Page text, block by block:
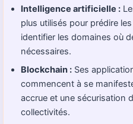
Intelligence artificielle :
plus utilisés pour prédire
identifier les domaines où
nécessaires.
Blockchain : Ses
commencent à se
accrue et une sécurisation
collectivités.